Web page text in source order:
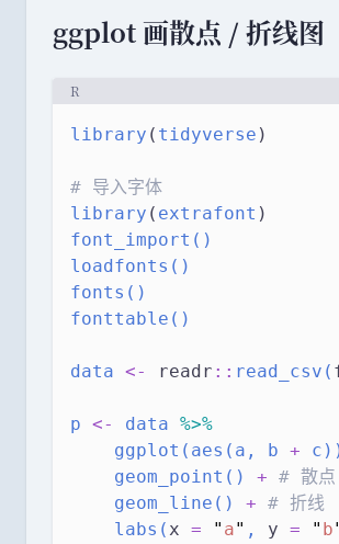
ggplot 画散点 / 折线图
R
library ( tidyverse )
# 导入字体
library ( extrafont )
font_import()
loadfonts()
fonts()
fonttable()
data <- readr :: read_csv(
p <- data %>%
ggplot(aes(a, b +
geom_point()
+ # 散点
geom_line()
+ # 折线
labs( x = " a" , y = " b